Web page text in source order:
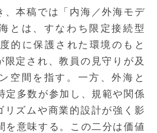
、本稿では「内海／外海モデ
とは、すなわち限定接続型
的に保護された環境のもと
限定され、教員の見守りが及
空間を指す。一方、外海と
定多数が参加し、規範や関係
リズムや商業的設計が強く影
を意味する。この二分は価値